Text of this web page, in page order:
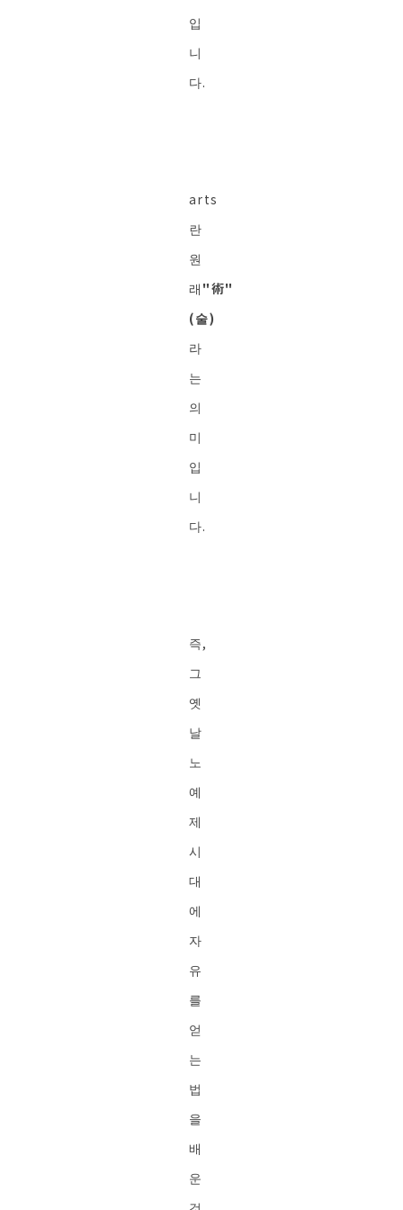
입
니
다.
arts
란
원
래 "術"
(술)
라
는
의
미
입
니
다.
즉,
그
옛
날
노
예
제
시
대
에
자
유
를
얻
는
법
을
배
운